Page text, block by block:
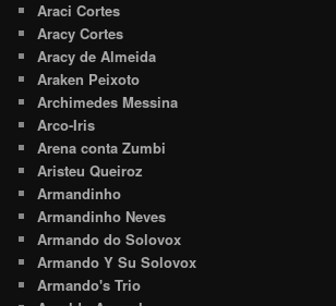
Araci Cortes
Aracy Cortes
Aracy de Almeida
Araken Peixoto
Archimedes Messina
Arco-Iris
Arena conta Zumbi
Aristeu Queiroz
Armandinho
Armandinho Neves
Armando do Solovox
Armando Y Su Solovox
Armando's Trio